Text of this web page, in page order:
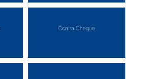
Contra Cheque